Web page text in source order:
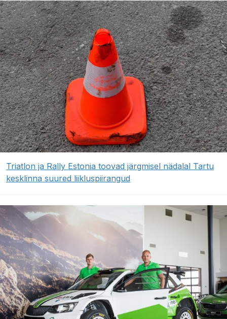
Triatlon ja Rally Estonia toovad järgmisel nädalal Tartu
kesklinna suured liikluspiirangud